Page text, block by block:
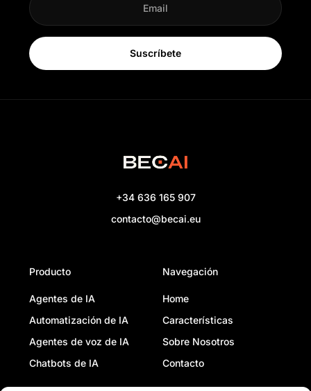
Suscríbete
+34 636 165 907
contacto@becai.eu
Producto
Agentes de IA
Automatización de IA
Agentes de voz de IA
Chatbots de IA
Navegación
Home
Características
Sobre Nosotros
Contacto